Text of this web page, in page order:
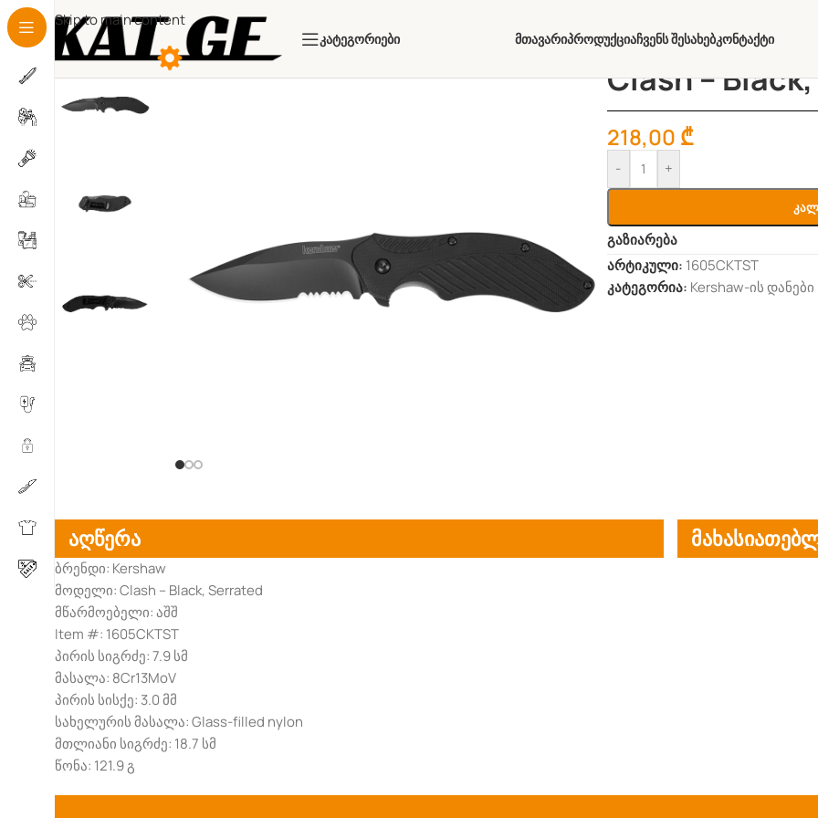
Skip to main content
Კატეგორიები ᲛთავარიᲞროდუქციაᲩვენს ᲨესახებᲙონტაქტი
Clash –
218,00 ₾
- +
გაზიარება
არტიკული: 1605CKTST
კატეგორია: Kershaw-ის დანები
აღწერა
ბრენდი: Kershaw
მოდელი: Clash – Black, Serrated
მწარმოებელი: აშშ
Item #: 1605CKTST
პირის სიგრძე: 7.9 სმ
მასალა: 8Cr13MoV
პირის სისქე: 3.0 მმ
სახელურის მასალა: Glass-filled nylon
მთლიანი სიგრძე: 18.7 სმ
წონა: 121.9 გ